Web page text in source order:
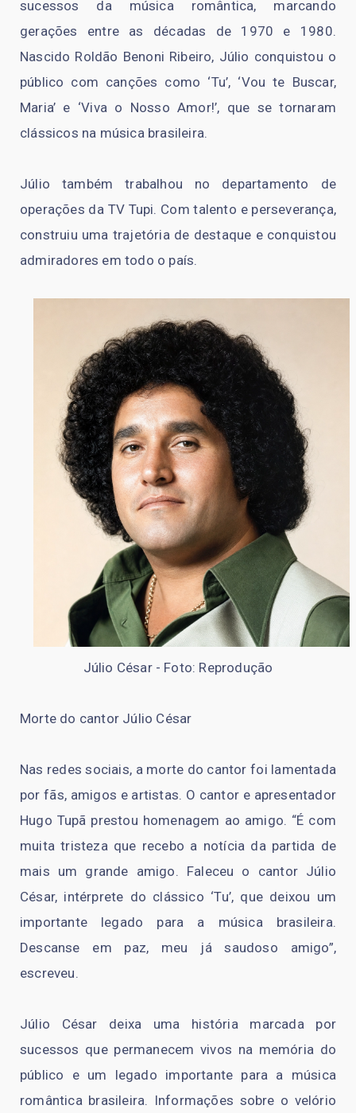
sucessos da música romântica, marcando
gerações entre as décadas de 1970 e 1980.
Nascido Roldão Benoni Ribeiro, Júlio conquistou o
público com canções como ‘Tu’, ‘Vou te Buscar,
Maria’ e ‘Viva o Nosso Amor!’, que se tornaram
clássicos na música brasileira.
Júlio também trabalhou no departamento de
operações da TV Tupi. Com talento e perseverança,
construiu uma trajetória de destaque e conquistou
admiradores em todo o país.
Júlio César - Foto: Reprodução
Morte do cantor Júlio César
Nas redes sociais, a morte do cantor foi lamentada
por fãs, amigos e artistas. O cantor e apresentador
Hugo Tupã prestou homenagem ao amigo. “É com
muita tristeza que recebo a notícia da partida de
mais um grande amigo. Faleceu o cantor Júlio
César, intérprete do clássico ‘Tu’, que deixou um
importante legado para a música brasileira.
Descanse em paz, meu já saudoso amigo”,
escreveu.
Júlio César deixa uma história marcada por
sucessos que permanecem vivos na memória do
público e um legado importante para a música
romântica brasileira. Informações sobre o velório